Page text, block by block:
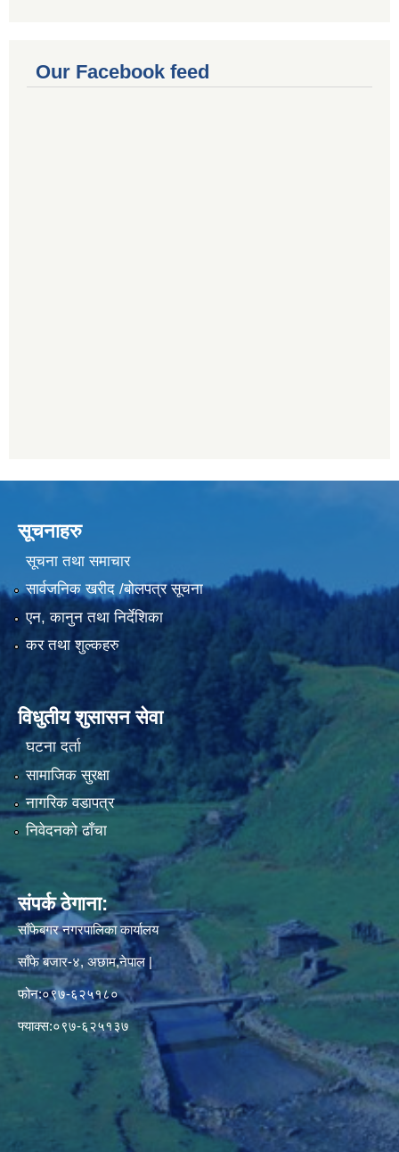
Our Facebook feed
सूचनाहरु
सूचना तथा समाचार
सार्वजनिक खरीद /बोलपत्र सूचना
एन, कानुन तथा निर्देशिका
कर तथा शुल्कहरु
विधुतीय शुसासन सेवा
घटना दर्ता
सामाजिक सुरक्षा
नागरिक वडापत्र
निवेदनको ढाँचा
संपर्क ठेगाना:
साँफेबगर नगरपालिका कार्यालय
साँफे बजार-४, अछाम,नेपाल |
फोन:०९७-६२५१८०
फ्याक्स:०९७-६२५१३७